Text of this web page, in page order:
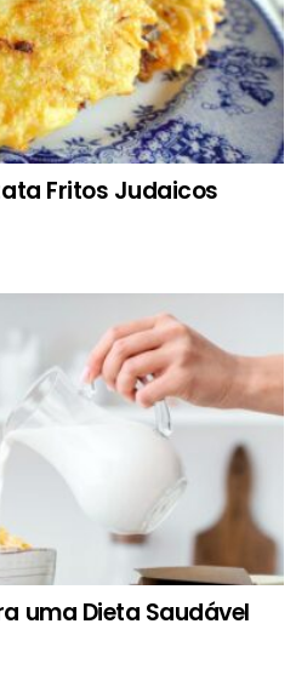
Fritos Judaicos
uma Dieta Saudável